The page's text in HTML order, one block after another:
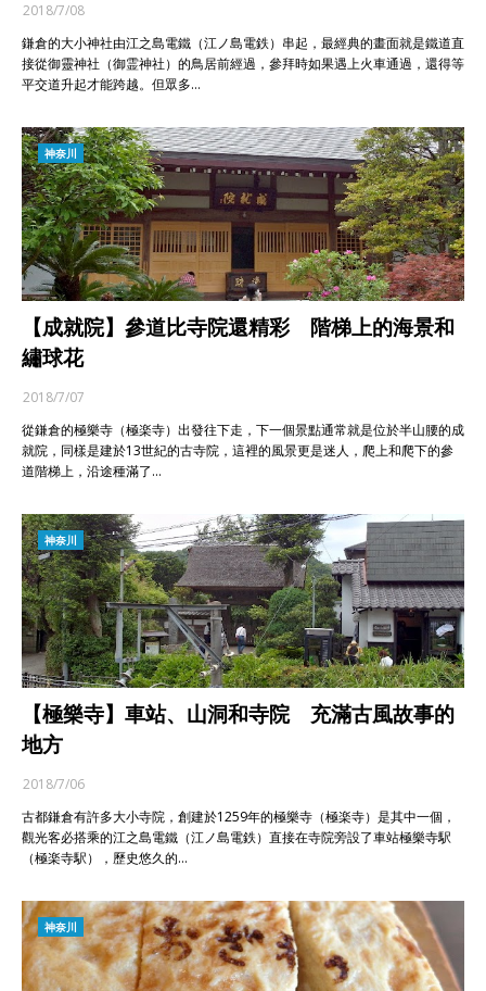
2018/7/08
鎌倉的大小神社由江之島電鐵（江ノ島電鉄）串起，最經典的畫面就是鐵道直
接從御靈神社（御霊神社）的鳥居前經過，參拜時如果遇上火車通過，還得等
平交道升起才能跨越。但眾多…
神奈川
【成就院】參道比寺院還精彩 階梯上的海景和
繡球花
2018/7/07
從鎌倉的極樂寺（極楽寺）出發往下走，下一個景點通常就是位於半山腰的成
就院，同樣是建於13世紀的古寺院，這裡的風景更是迷人，爬上和爬下的參
道階梯上，沿途種滿了…
神奈川
【極樂寺】車站、山洞和寺院 充滿古風故事的
地方
2018/7/06
古都鎌倉有許多大小寺院，創建於1259年的極樂寺（極楽寺）是其中一個，
觀光客必搭乘的江之島電鐵（江ノ島電鉄）直接在寺院旁設了車站極樂寺駅
（極楽寺駅），歷史悠久的…
神奈川